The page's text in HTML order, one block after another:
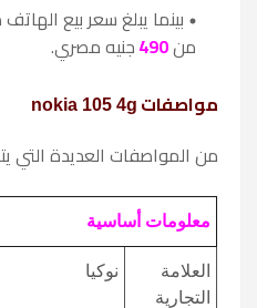
بينما يبلغ سعر بيع
من490جنيه مصري.
مواصفات nokia 105 4g
من المواصفات العديدة التي
معلومات أساسية
العلامة
التجارية
نوكيا